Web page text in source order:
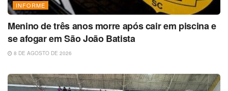
INFORME
Menino de três anos morre após cair em piscina e
se afogar em São João Batista
8 DE AGOSTO DE 2026